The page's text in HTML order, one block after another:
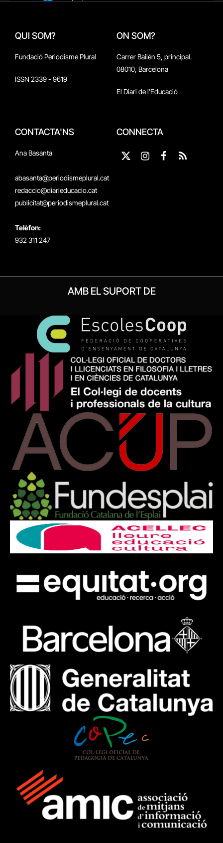
QUI SOM?
Fundació Periodisme Plural
ISSN 2339 - 9619
ON SOM?
Carrer Bailén 5, principal.
08010, Barcelona
El Diari de l'Educació
CONTACTA'NS
Ana Basanta
abasanta@periodismeplural.cat
redaccio@diarieducacio.cat
publicitat@periodismeplural.cat
Telèfon:
932 311 247
CONNECTA
X
Instagram
Facebook
RSS
AMB EL SUPORT DE